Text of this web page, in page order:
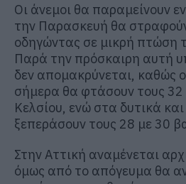
Οι άνεμοι θα παραμείνουν
την Παρασκευή θα
οδηγώντας σε μικρή πτώση
Παρά την πρόσκαιρη αυτή
δεν απομακρύνεται, καθώς
σήμερα θα φτάσουν τους
Κελσίου, ενώ στα δυτικά
ξεπεράσουν τους 28 με 30
Στην Αττική αναμένεται
όμως από το απόγευμα θα